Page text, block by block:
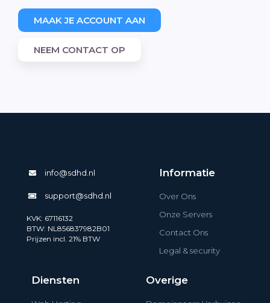
MAAK JE ACCOUNT AAN
NEEM CONTACT OP
info@sdhd.nl
support@sdhd.nl
KVK: 67116132
BTW: NL856837982B01
Prijzen incl. 21% BTW
Informatie
Over Ons
Onze Servers
Contact Ons
Legal & security
Diensten Overige